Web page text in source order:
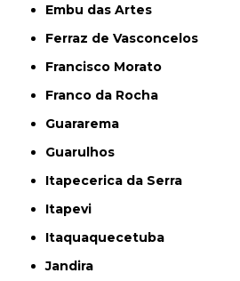
Embu das Artes
Ferraz de Vasconcelos
Francisco Morato
Franco da Rocha
Guararema
Guarulhos
Itapecerica da Serra
Itapevi
Itaquaquecetuba
Jandira